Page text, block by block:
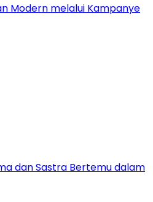
Modern melalui Kampanye
dan Sastra Bertemu dalam